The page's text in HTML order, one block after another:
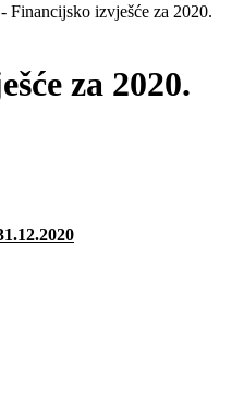
- Financijsko izvješće za 2020.
za 2020.